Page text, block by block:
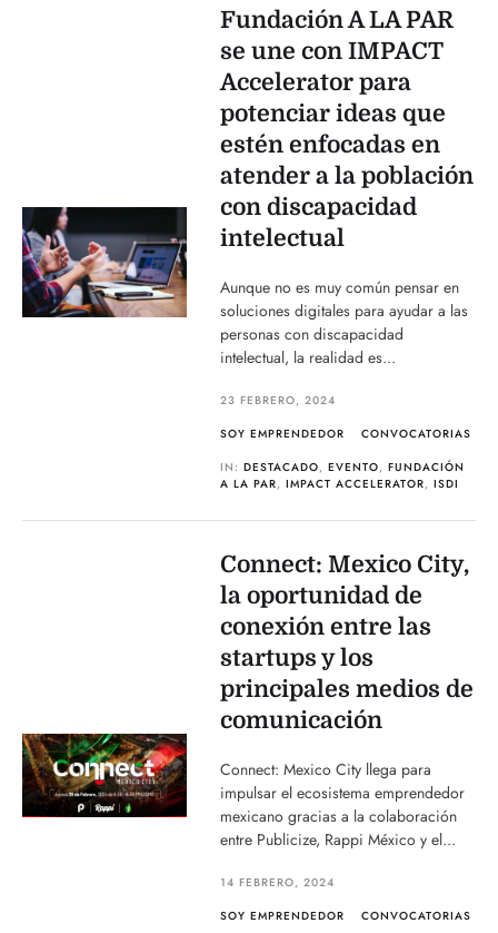
Fundación A LA PAR
se une con IMPACT
Accelerator para
potenciar ideas que
estén enfocadas en
atender a la población
con discapacidad
intelectual
Aunque no es muy común pensar en
soluciones digitales para ayudar a las
personas con discapacidad
intelectual, la realidad es...
23 FEBRERO, 2024
SOY EMPRENDEDOR
CONVOCATORIAS
IN:DESTACADO,EVENTO,FUNDACIÓN
A LA PAR,IMPACT ACCELERATOR,ISDI
Connect: Mexico City,
la oportunidad de
conexión entre las
startups y los
principales medios de
comunicación
Connect: Mexico City llega para
impulsar el ecosistema emprendedor
mexicano gracias a la colaboración
entre Publicize, Rappi México y el...
14 FEBRERO, 2024
SOY EMPRENDEDOR
CONVOCATORIAS